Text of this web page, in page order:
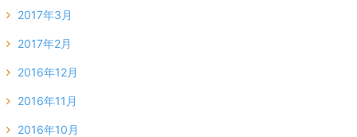
2017年3月
2017年2月
2016年12月
2016年11月
2016年10月